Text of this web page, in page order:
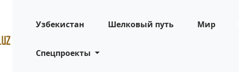
Узбекистан Шелковый путь Мир
Спецпроекты